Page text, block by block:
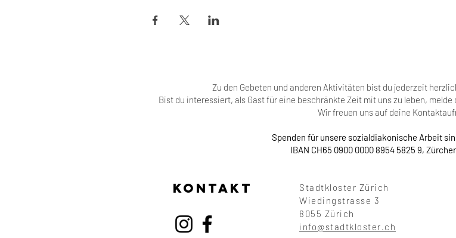
Zu den Gebeten und anderen Aktivitäten bist du jederzeit
Bist du interessiert, als Gast für eine beschränkte Zeit mit uns zu leben,
Wir freuen uns auf deine
Spenden für unsere sozialdiakonische Arbeit
IBAN CH65 0900 0000 8954 5825 9,
Kontakt
Stadtkloster Zürich
Wiedingstrasse 3
8055 Zürich
info@stadtkloster.ch